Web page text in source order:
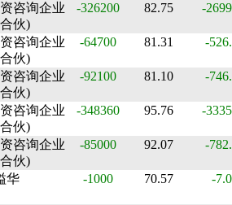
咨询企业
伙)
-326200 82.75 -
咨询企业
伙)
-64700 81.31 -
咨询企业
伙)
-92100 81.10 -
咨询企业
伙)
-348360 95.76 -
咨询企业
伙)
-85000 92.07 -
华 -1000 70.57 -